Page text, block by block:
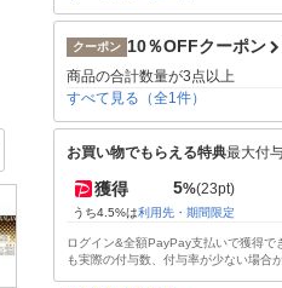
クーポン 10％OFFクーポン
商品の合計数量が3点以上
すべて見る（全1件）
お買い物でもらえる特典最大付
獲得 5%(23pt)
うち4.5%は利用先・期間限定
ログイン&全額PayPay支払いで獲得で
も実際の付与数、付与率が少ない場合